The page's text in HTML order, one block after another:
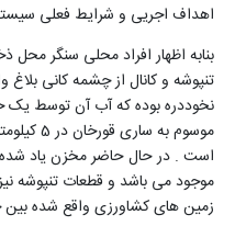
اهداف اجریی و شرایط فعلی
بنابه اظهار افراد محلی سنگر محل
نخوددره بوده که آب آن توسط یک
موسوم
است . در حال حاضر مخزن یاد
موجود می باشد و قطعات تنپوشه
زمین های کشاورزی واقع شده